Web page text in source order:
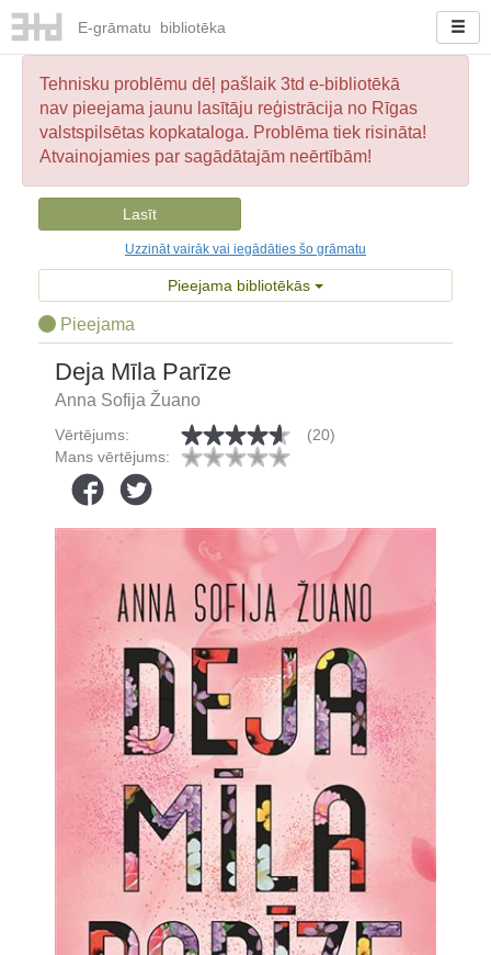
E-grāmatu bibliotēka
Tehnisku problēmu dēļ pašlaik 3td e-bibliotēkā
nav pieejama jaunu lasītāju reģistrācija no Rīgas
valstspilsētas kopkataloga. Problēma tiek risināta!
Atvainojamies par sagādātajām neērtībām!
Lasīt
Uzzināt vairāk vai iegādāties šo grāmatu
Pieejama bibliotēkās
Pieejama
Deja Mīla Parīze
Anna Sofija Žuano
Vērtējums:
(20)
Mans vērtējums: